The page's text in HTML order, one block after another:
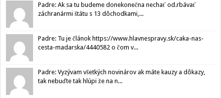
Padre: Ak sa tu budeme donekonečna nechať od.rbávať
záchranármi štátu s 13 dôchodkami,...
Padre: Tu je článok https://www.hlavnespravy.sk/caka-nas-
cesta-madarska/4440582 o čom v...
Padre: Vyzývam všetkých novinárov ak máte kauzy a dôkazy,
tak nebuďte tak hlúpi že na n...